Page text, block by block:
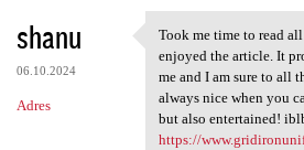
K
o
m
e
shanu
06.10.2024
Adres
Took me time to
Took me time to read
enjoyed the article. It
me and I am sure to all
always nice when you
but also entertained!
https://